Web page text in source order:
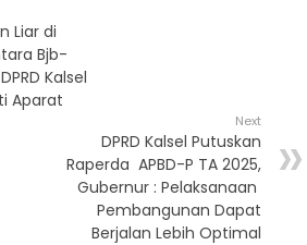
Liar di
Bjb-
Kalsel
Aparat
Next
DPRD Kalsel Putuskan
Raperda APBD-P TA 2025,
Gubernur : Pelaksanaan
Pembangunan Dapat
Berjalan Lebih Optimal